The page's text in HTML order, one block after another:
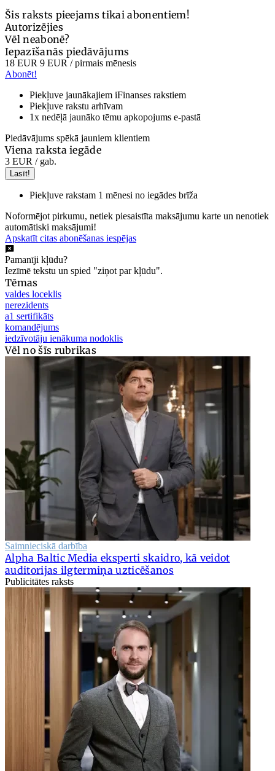
Šis raksts pieejams tikai abonentiem!
Autorizējies
Vēl neabonē?
Iepazīšanās piedāvājums
18 EUR 9 EUR / pirmais mēnesis
Abonēt!
Piekļuve jaunākajiem iFinanses rakstiem
Piekļuve rakstu arhīvam
1x nedēļā jaunāko tēmu apkopojums e-pastā
Piedāvājums spēkā jauniem klientiem
Viena raksta iegāde
3 EUR / gab.
Lasīt!
Piekļuve rakstam 1 mēnesi no iegādes brīža
Noformējot pirkumu, netiek piesaistīta maksājumu karte un nenotiek
automātiski maksājumi!
Apskatīt citas abonēšanas iespējas
Pamanīji kļūdu?
Iezīmē tekstu un spied "ziņot par kļūdu".
Tēmas
valdes loceklis
nerezidents
a1 sertifikāts
komandējums
iedzīvotāju ienākuma nodoklis
Vēl no šīs rubrikas
Saimnieciskā darbība
Alpha Baltic Media eksperti skaidro, kā veidot
auditorijas ilgtermiņa uzticēšanos
Publicitātes raksts